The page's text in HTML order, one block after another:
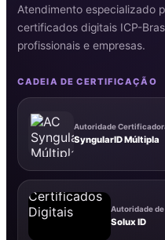
Atendimento especializado
certificados digitais ICP-
profissionais e empresas.
CADEIA DE CERTIFICAÇÃO
Autoridade
SyngularID Múltipla
Autoridade
Solux ID